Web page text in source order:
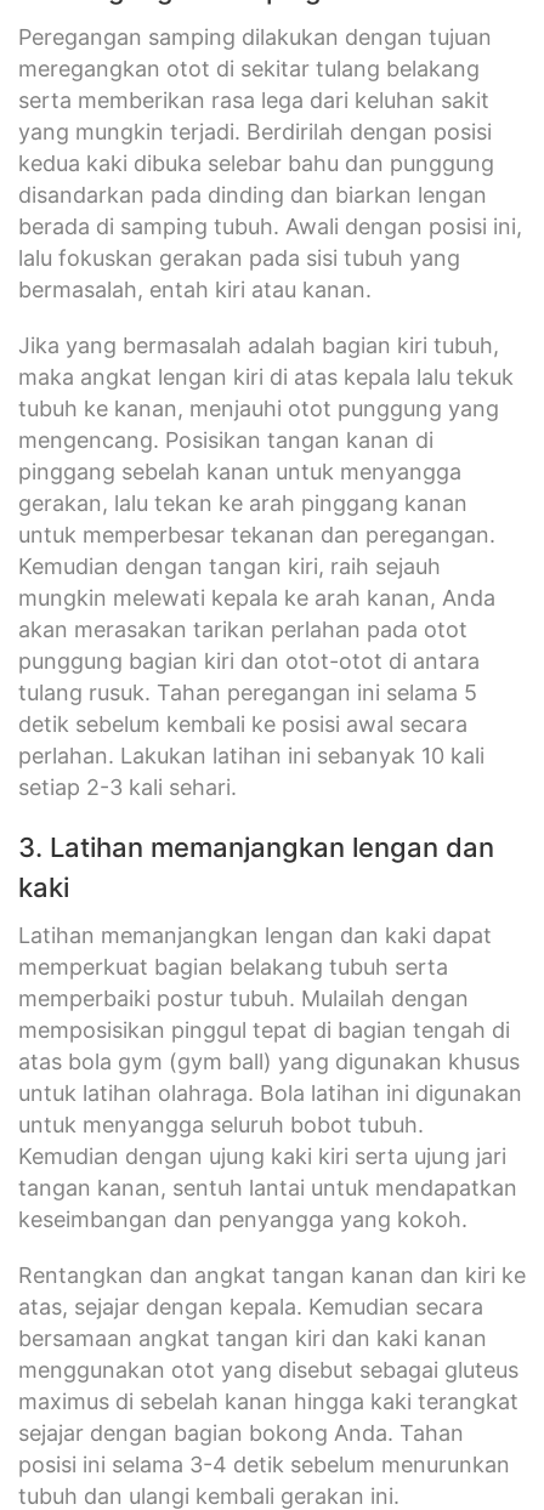
Peregangan samping dilakukan dengan tujuan
meregangkan otot di sekitar tulang belakang
serta memberikan rasa lega dari keluhan sakit
yang mungkin terjadi. Berdirilah dengan posisi
kedua kaki dibuka selebar bahu dan punggung
disandarkan pada dinding dan biarkan lengan
berada di samping tubuh. Awali dengan posisi ini,
lalu fokuskan gerakan pada sisi tubuh yang
bermasalah, entah kiri atau kanan.
Jika yang bermasalah adalah bagian kiri tubuh,
maka angkat lengan kiri di atas kepala lalu tekuk
tubuh ke kanan, menjauhi otot punggung yang
mengencang. Posisikan tangan kanan di
pinggang sebelah kanan untuk menyangga
gerakan, lalu tekan ke arah pinggang kanan
untuk memperbesar tekanan dan peregangan.
Kemudian dengan tangan kiri, raih sejauh
mungkin melewati kepala ke arah kanan, Anda
akan merasakan tarikan perlahan pada otot
punggung bagian kiri dan otot-otot di antara
tulang rusuk. Tahan peregangan ini selama 5
detik sebelum kembali ke posisi awal secara
perlahan. Lakukan latihan ini sebanyak 10 kali
setiap 2-3 kali sehari.
3. Latihan memanjangkan lengan dan
kaki
Latihan memanjangkan lengan dan kaki dapat
memperkuat bagian belakang tubuh serta
memperbaiki postur tubuh. Mulailah dengan
memposisikan pinggul tepat di bagian tengah di
atas bola gym (gym ball) yang digunakan khusus
untuk latihan olahraga. Bola latihan ini digunakan
untuk menyangga seluruh bobot tubuh.
Kemudian dengan ujung kaki kiri serta ujung jari
tangan kanan, sentuh lantai untuk mendapatkan
keseimbangan dan penyangga yang kokoh.
Rentangkan dan angkat tangan kanan dan kiri ke
atas, sejajar dengan kepala. Kemudian secara
bersamaan angkat tangan kiri dan kaki kanan
menggunakan otot yang disebut sebagai gluteus
maximus di sebelah kanan hingga kaki terangkat
sejajar dengan bagian bokong Anda. Tahan
posisi ini selama 3-4 detik sebelum menurunkan
tubuh dan ulangi kembali gerakan ini.